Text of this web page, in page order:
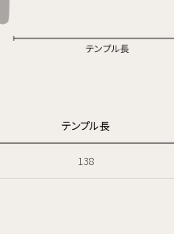
テンプル長
138